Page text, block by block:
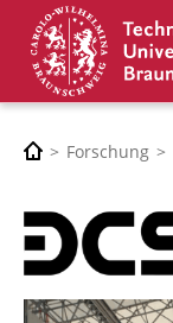
Forschung